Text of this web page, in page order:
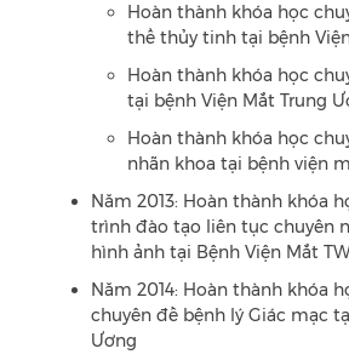
Hoàn thành khóa học
thể thủy tinh tại bệnh
Hoàn thành khóa học
tại bệnh Viện Mắt Trung
Hoàn thành khóa học
nhãn khoa tại bệnh viện
Năm 2013: Hoàn thành khóa
trình đào tạo liên tục chuyên
hình ảnh tại Bệnh Viện Mắt
Năm 2014: Hoàn thành khóa
chuyên đề bệnh lý Giác mạc
Ương